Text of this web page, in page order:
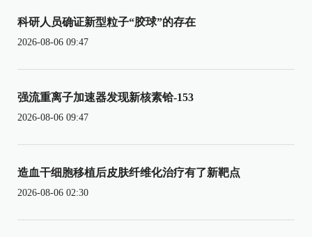
科研人员确证新型粒子“胶球”的存在
2026-08-06 09:47
强流重离子加速器发现新核素铪-153
2026-08-06 09:47
造血干细胞移植后皮肤纤维化治疗有了新靶点
2026-08-06 02:30